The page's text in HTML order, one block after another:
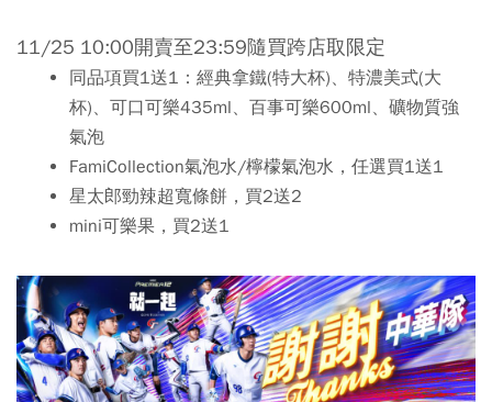
11/25 10:00開賣至23:59隨買跨店取限定
同品項買1送1：經典拿鐵(特大杯)、特濃美式(大
杯)、可口可樂435ml、百事可樂600ml、礦物質強
氣泡
FamiCollection氣泡水/檸檬氣泡水，任選買1送1
星太郎勁辣超寬條餅，買2送2
mini可樂果，買2送1